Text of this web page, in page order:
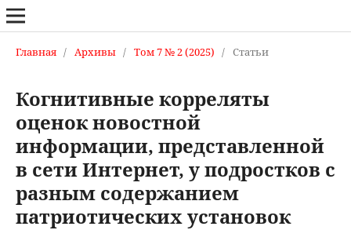
Главная / Архивы / Том 7 № 2 (2025) / Статьи
Когнитивные корреляты
оценок новостной
информации, представленной
в сети Интернет, у подростков с
разным содержанием
патриотических установок